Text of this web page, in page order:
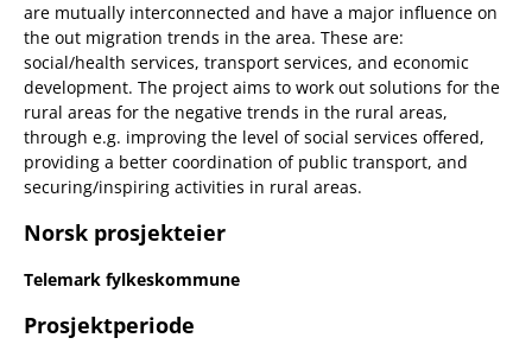
are mutually interconnected and have a major influence on
the out migration trends in the area. These are:
social/health services, transport services, and economic
development. The project aims to work out solutions for the
rural areas for the negative trends in the rural areas,
through e.g. improving the level of social services offered,
providing a better coordination of public transport, and
securing/inspiring activities in rural areas.
Norsk prosjekteier
Telemark fylkeskommune
Prosjektperiode